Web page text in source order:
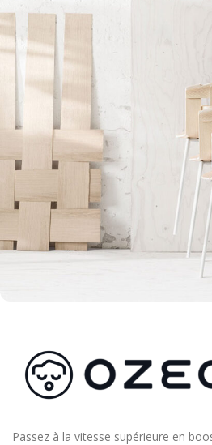
Passez à la vitesse supérieure en